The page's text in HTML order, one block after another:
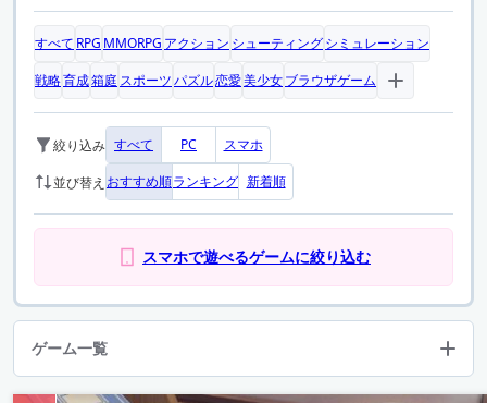
すべて RPG MMORPG アクション シューティングシミュレーション
戦略育成箱庭 スポーツパズル恋愛美少女ブラウザゲーム
絞り込み すべて PC スマホ
並び替え おすすめ順ランキング 新着順
スマホで遊べるゲームに絞り込む
ゲーム一覧